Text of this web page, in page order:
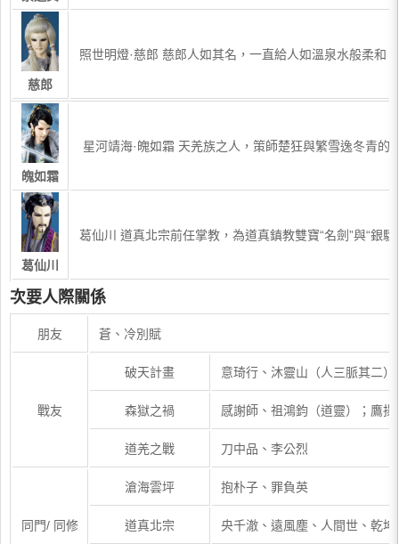
慈郎
照世明燈·慈郎 慈郎人如其名，一直給人如溫泉水般柔和
魄如霜
星河靖海·魄如霜 天羌族之人，策師楚狂與繁雪逸冬青
葛仙川
葛仙川 道真北宗前任掌教，為道真鎮教雙寶“名劍”與“銀
次要人際關係
朋友 蒼、冷別賦
戰友
破天計畫 意琦行、沐靈山（人三脈其二）
森獄之禍 感謝師、祖鴻鈞（道靈）；鷹
道羌之戰 刀中品、李公烈
同門/ 同修
滄海雲坪 抱朴子、罪負英
道真北宗 央千澈、遠風塵、人間世、乾